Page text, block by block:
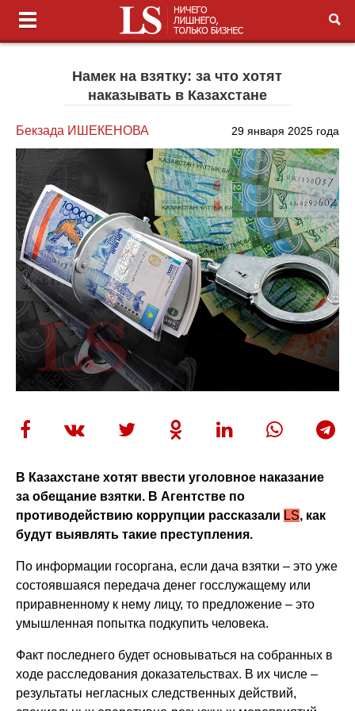
Намек на взятку: за что хотят
наказывать в Казахстане
Бекзада ИШЕКЕНОВА 29 января 2025 года
В Казахстане хотят ввести уголовное наказание
за обещание взятки. В Агентстве по
противодействию коррупции рассказали LS, как
будут выявлять такие преступления.
По информации госоргана, если дача взятки – это уже
состоявшаяся передача денег госслужащему или
приравненному к нему лицу, то предложение – это
умышленная попытка подкупить человека.
Факт последнего будет основываться на собранных в
ходе расследования доказательствах. В их числе –
результаты негласных следственных действий,